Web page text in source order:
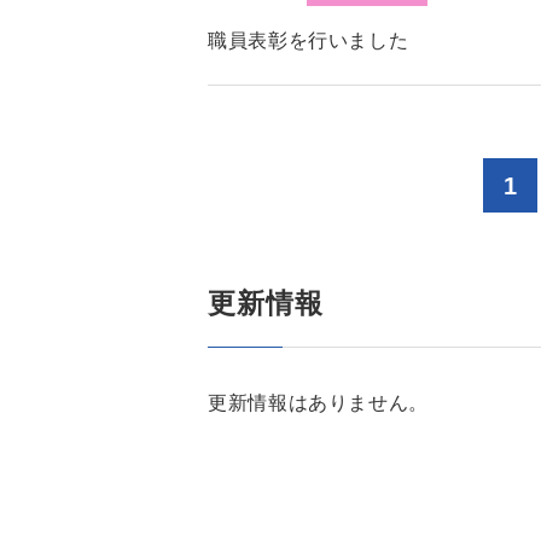
職員表彰を行いました
1
更新情報
更新情報はありません。